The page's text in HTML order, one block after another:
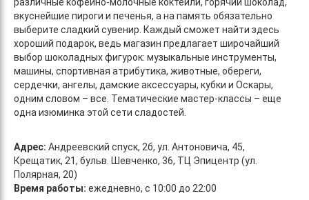
различные кофейно-молочные коктейли, горячий шоколад,
вкуснейшие пироги и печенья, а на память обязательно
выберите сладкий сувенир. Каждый сможет найти здесь
хороший подарок, ведь магазин предлагает широчайший
выбор шоколадных фигурок: музыкальные инструменты,
машины, спортивная атрибутика, животные, обереги,
сердечки, ангелы, дамские аксессуары, кубки и Оскары,
одним словом – все. Тематические мастер-классы – еще
одна изюминка этой сети сладостей.
Адрес: Андреевский спуск, 2б, ул. Антоновича, 45,
Крещатик, 21, бульв. Шевченко, 36, ТЦ Эпицентр (ул.
Полярная, 20)
Время работы: ежедневно, с 10:00 до 22:00